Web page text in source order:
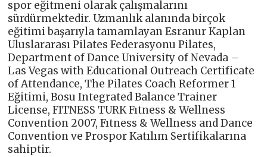
spor eğitmeni olarak çalışmalarını
sürdürmektedir. Uzmanlık alanında birçok
eğitimi başarıyla tamamlayan Esranur Kaplan
Uluslararası Pilates Federasyonu Pilates,
Department of Dance University of Nevada –
Las Vegas with Educational Outreach Certificate
of Attendance, The Pilates Coach Reformer 1
Eğitimi, Bosu Integrated Balance Trainer
License, FITNESS TURK Fıtness & Wellness
Convention 2007, Fıtness & Wellness and Dance
Convention ve Prospor Katılım Sertifikalarına
sahiptir.